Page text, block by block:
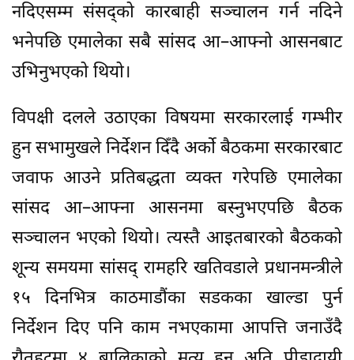
नदिएसम्म संसद्को कारबाही सञ्चालन गर्न नदिने
भनेपछि एमालेका सबै सांसद आ–आफ्नो आसनबाट
उभिनुभएको थियो।
विपक्षी दलले उठाएका विषयमा सरकारलाई गम्भीर
हुन सभामुखले निर्देशन दिँदै अर्को बैठकमा सरकारबाट
जवाफ आउने प्रतिबद्धता व्यक्त गरेपछि एमालेका
सांसद आ–आफ्ना आसनमा बस्नुभएपछि बैठक
सञ्चालन भएको थियो। त्यस्तै आइतबारको बैठकको
शून्य समयमा सांसद् रामहरि खतिवडाले प्रधानमन्त्रीले
१५ दिनभित्र काठमाडौंका सडकका खाल्डा पुर्न
निर्देशन दिए पनि काम नभएकामा आपत्ति जनाउँदै